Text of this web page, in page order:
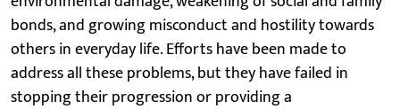
bonds, and growing misconduct and hostility towards
others in everyday life. Efforts have been made to
address all these problems, but they have failed in
stopping their progression or providing a